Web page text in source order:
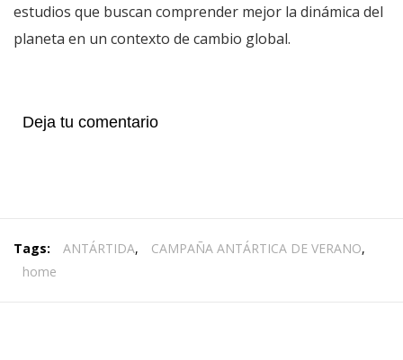
estudios que buscan comprender mejor la dinámica del
planeta en un contexto de cambio global.
Deja tu comentario
Tags: ANTÁRTIDA, CAMPAÑA ANTÁRTICA DE VERANO,
home